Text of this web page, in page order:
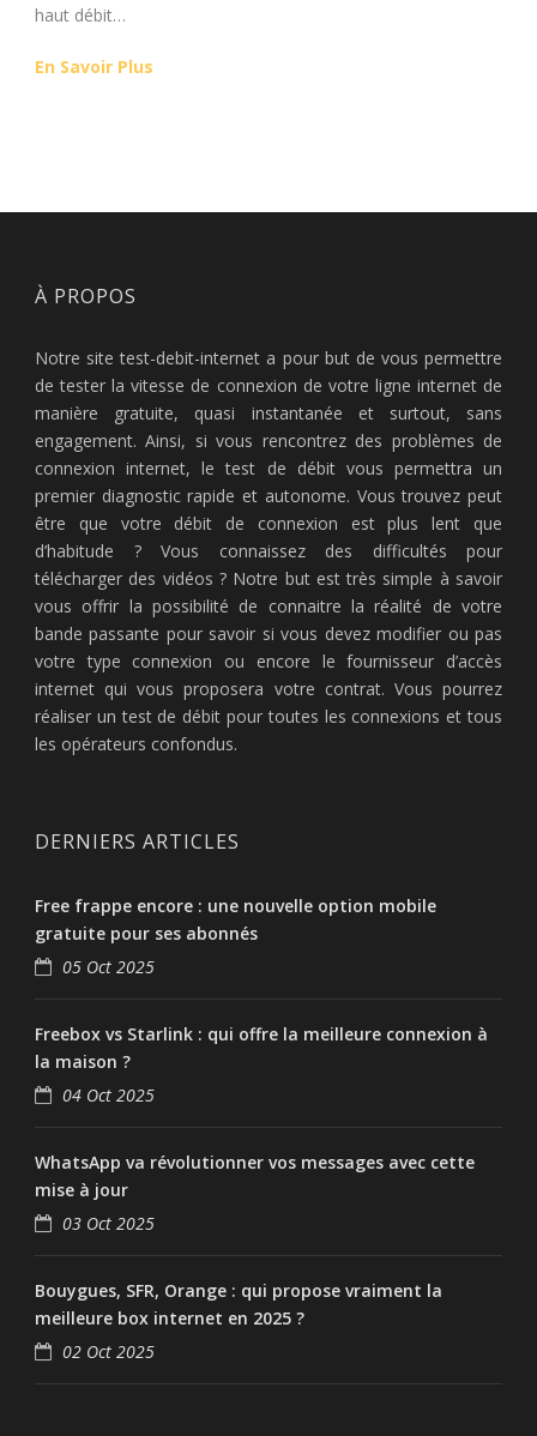
haut débit…
En Savoir Plus
À PROPOS
Notre site test-debit-internet a pour but de vous permettre
de tester la vitesse de connexion de votre ligne internet de
manière gratuite, quasi instantanée et surtout, sans
engagement. Ainsi, si vous rencontrez des problèmes de
connexion internet, le test de débit vous permettra un
premier diagnostic rapide et autonome. Vous trouvez peut
être que votre débit de connexion est plus lent que
d’habitude ? Vous connaissez des difficultés pour
télécharger des vidéos ? Notre but est très simple à savoir
vous offrir la possibilité de connaitre la réalité de votre
bande passante pour savoir si vous devez modifier ou pas
votre type connexion ou encore le fournisseur d’accès
internet qui vous proposera votre contrat. Vous pourrez
réaliser un test de débit pour toutes les connexions et tous
les opérateurs confondus.
DERNIERS ARTICLES
Free frappe encore : une nouvelle option mobile
gratuite pour ses abonnés
05 Oct 2025
Freebox vs Starlink : qui offre la meilleure connexion à
la maison ?
04 Oct 2025
WhatsApp va révolutionner vos messages avec cette
mise à jour
03 Oct 2025
Bouygues, SFR, Orange : qui propose vraiment la
meilleure box internet en 2025 ?
02 Oct 2025